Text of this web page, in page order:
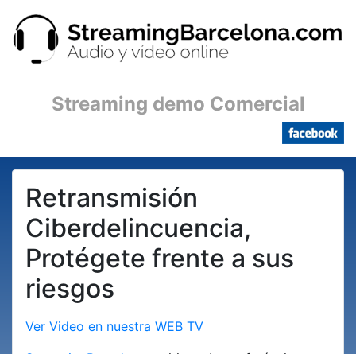
Streaming demo Comercial
Retransmisión
Ciberdelincuencia,
Protégete frente a sus
riesgos
Ver Video en nuestra WEB TV